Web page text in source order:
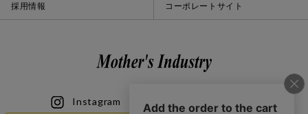
採用情報 コーポレートサイト
Instagram LINE